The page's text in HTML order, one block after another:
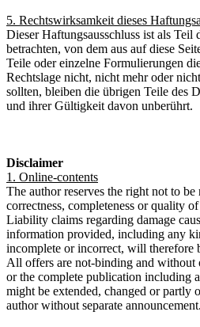
5. Rechtswirksamkeit dieses
Dieser Haftungsausschluss ist als Teil
betrachten, von dem aus auf diese
Teile oder einzelne Formulierungen
Rechtslage nicht, nicht mehr oder
sollten, bleiben die übrigen Teile des
und ihrer Gültigkeit davon unberührt.
Disclaimer
1. Online-contents
The author reserves the right not to
correctness, completeness or quality
Liability claims regarding damage
information provided, including any
incomplete or incorrect, will therefore
All offers are not-binding and without
or the complete publication including
might be extended, changed or partly
author without separate announcement.